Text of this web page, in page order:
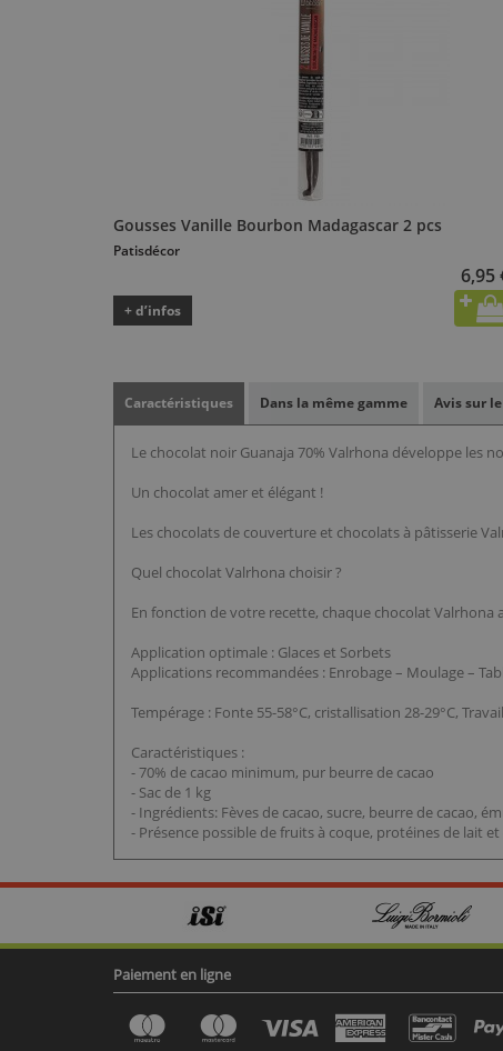
Gousses Vanille Bourbon Madagascar 2 pcs
Patisdécor
6,95
+ d’infos
Caractéristiques Dans la même gamme Avis sur
Le chocolat noir Guanaja 70% Valrhona développe les
Un chocolat amer et élégant !
Les chocolats de couverture et chocolats à pâtisserie
Quel chocolat Valrhona choisir ?
En fonction de votre recette, chaque chocolat Valrhona
Application optimale : Glaces et Sorbets
Applications recommandées : Enrobage – Moulage –
Tempérage : Fonte 55-58°C, cristallisation 28-29°C,
Caractéristiques :
- 70% de cacao minimum, pur beurre de cacao
- Sac de 1 kg
- Ingrédients: Fèves de cacao, sucre, beurre de cacao,
- Présence possible de fruits à coque, protéines de lait
Paiement en ligne